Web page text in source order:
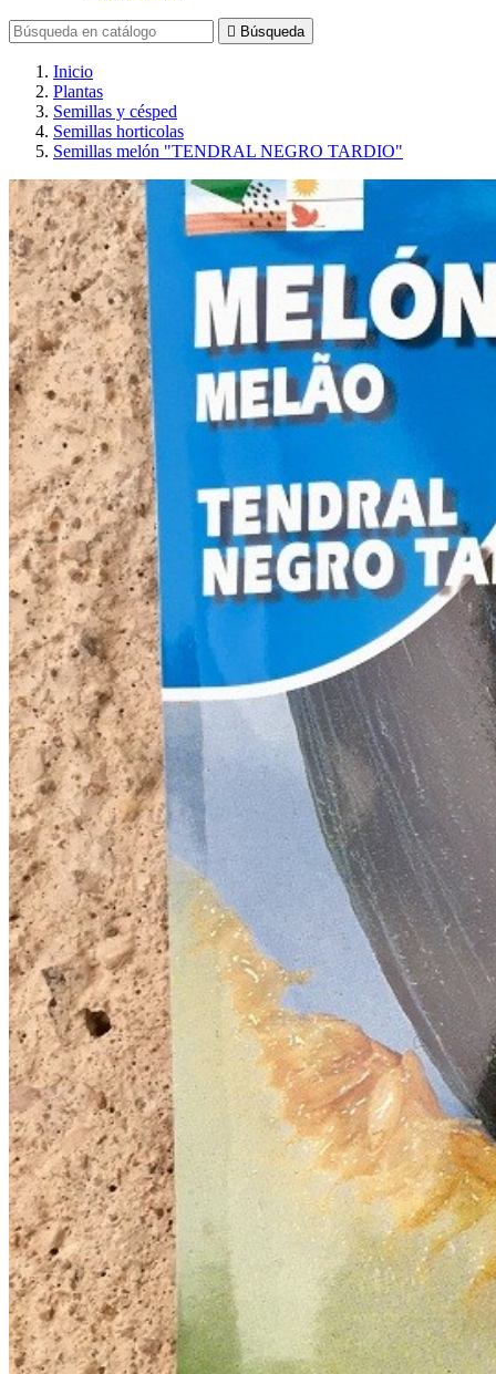
 Búsqueda
Inicio
Plantas
Semillas y césped
Semillas horticolas
Semillas melón "TENDRAL NEGRO TARDIO"